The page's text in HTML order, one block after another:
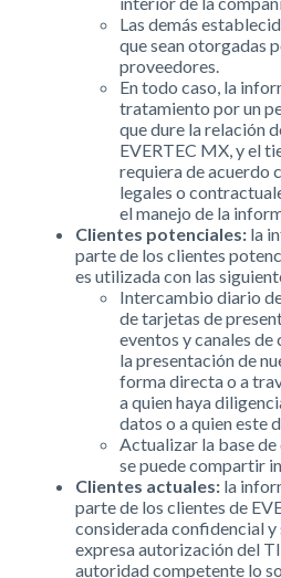
Las demás
que sean otorgadas
proveedores.
En todo caso, la
tratamiento por un
que dure la relación
EVERTEC MX, y el
requiera de acuerdo
legales o
el manejo de la
Clientes potenciales: la
parte de los clientes
es utilizada con las
Intercambio diario
de tarjetas de
eventos y canales
la presentación de
forma directa o a
a quien haya
datos o a quien este
Actualizar la base de
se puede compartir
Clientes actuales: la
parte de los clientes de
considerada confidencial y
expresa autorización del
autoridad competente lo